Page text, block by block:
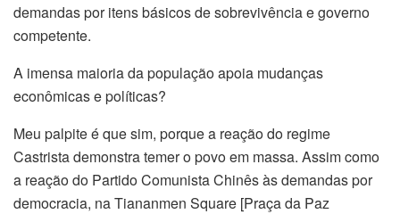
demandas por itens básicos de sobrevivência e governo
competente.
A imensa maioria da população apoia mudanças
econômicas e políticas?
Meu palpite é que sim, porque a reação do regime
Castrista demonstra temer o povo em massa. Assim como
a reação do Partido Comunista Chinês às demandas por
democracia, na Tiananmen Square [Praça da Paz